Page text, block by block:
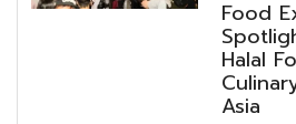
Food
Halal
Asia